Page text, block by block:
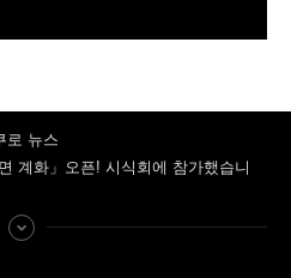
로 뉴스
계화」오픈! 시식회에 참가했습니